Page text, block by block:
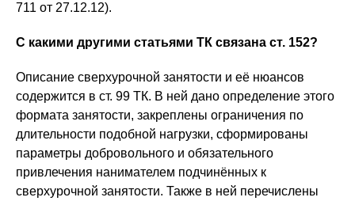
711 от 27.12.12).
С какими другими статьями ТК связана ст. 152?
Описание сверхурочной занятости и её нюансов
содержится в ст. 99 ТК. В ней дано определение этого
формата занятости, закреплены ограничения по
длительности подобной нагрузки, сформированы
параметры добровольного и обязательного
привлечения нанимателем подчинённых к
сверхурочной занятости. Также в ней перечислены